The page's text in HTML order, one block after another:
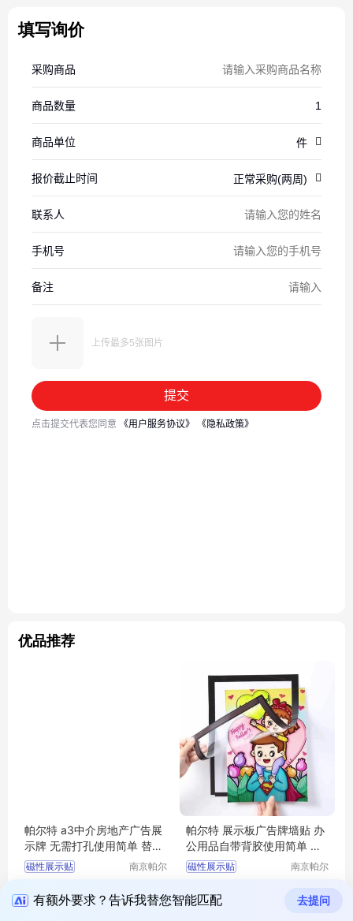
填写询价
优品推荐
帕尔特 a3中介房地产广告展
示牌 无需打孔使用简单 替换
方便
磁性展示贴
南京帕尔
备有限公
司
￥ 4.80 拨打电话
帕尔特 展示板广告牌墙贴 办
公用品自带背胶使用简单 替
换方便
磁性展示贴
南京帕尔
备有限公
司
￥ 4.80
有额外要求？告诉我替您智能匹配 去提问